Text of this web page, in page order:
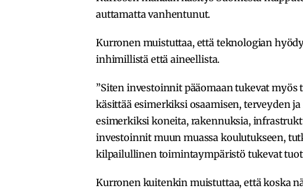
auttamatta vanhentunut.
Kurronen muistuttaa, että teknologian
inhimillistä että aineellista.
”Siten investoinnit pääomaan tukevat
käsittää esimerkiksi osaamisen, terveyden
esimerkiksi koneita, rakennuksia,
investoinnit muun muassa koulutukseen,
kilpailullinen toimintaympäristö tukevat
Kurronen kuitenkin muistuttaa, että koska